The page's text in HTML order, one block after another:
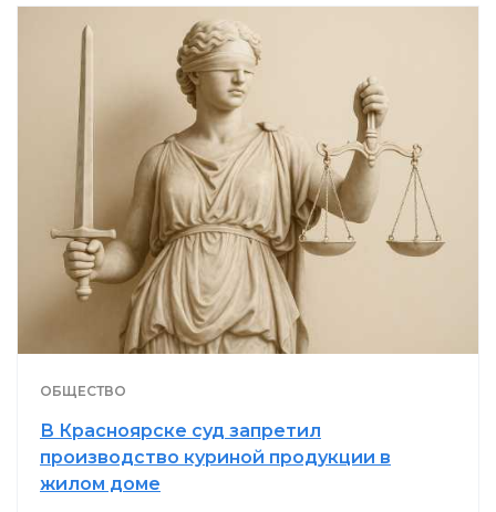
ОБЩЕСТВО
В Красноярске суд запретил
производство куриной продукции в
жилом доме